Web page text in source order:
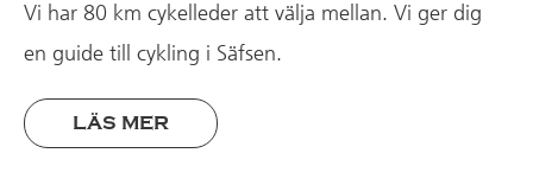
Vi har 80 km cykelleder att välja mellan. Vi ger dig
en guide till cykling i Säfsen.
LÄS MER